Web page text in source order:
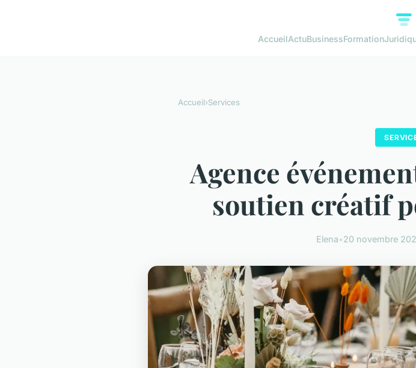
AccueilActuBusinessFormation
Accueil›Services
Agence
soutien créatif
Elena•20 novembre